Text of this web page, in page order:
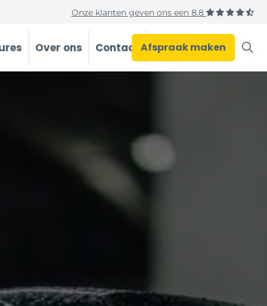
Onze klanten geven ons een8.8
Over ons Contact Occasions
Afspraak maken